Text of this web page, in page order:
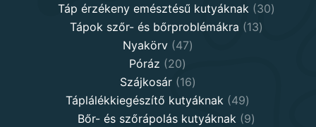
products
Táp érzékeny emésztésű kutyáknak 3030
Tápok szőr- és bőrproblémákra 1313
Nyakörv 4747
Póráz 2020
products
Szájkosár 1616
products
Táplálékkiegészítő kutyáknak 4949
products
Bőr- és szőrápolás kutyáknak 99